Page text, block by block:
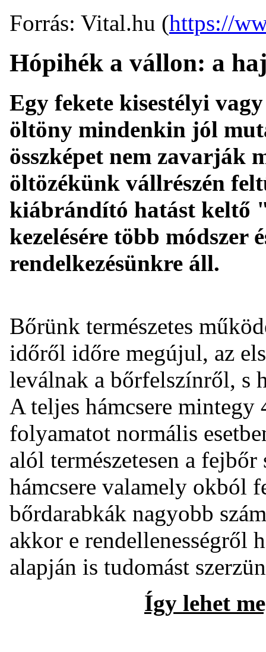
Forrás: Vital.hu (https://
Hópihék a vállon: a
Egy fekete kisestélyi
öltöny mindenkin jól
összképet nem zavarják
öltözékünk vállrészén
kiábrándító hatást keltő
kezelésére több módszer
rendelkezésünkre áll.
Bőrünk természetes
időről időre megújul, az
leválnak a bőrfelszínről, s
A teljes hámcsere
folyamatot normális
alól természetesen a
hámcsere valamely okból
bőrdarabkák nagyobb
akkor e rendellenességről
alapján is tudomást
Így lehet